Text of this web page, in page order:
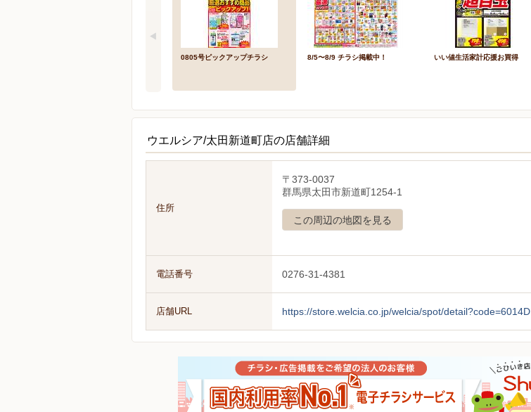
0805号ピックアップチラシ 8/5〜8/9 チラシ掲載中！ いい値生活家計応援お買得
ウエルシア/太田新道町店の店舗詳細
住所
〒373-0037
群馬県太田市新道町1254-1
この周辺の地図を見る
電話番号 0276-31-4381
店舗URL https://store.welcia.co.jp/welcia/spot/detail?code=6014D